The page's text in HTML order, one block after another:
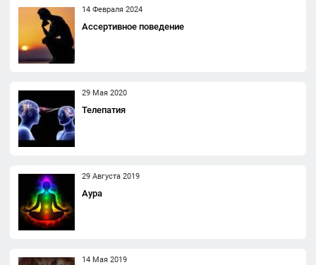
14 Февраля 2024
Ассертивное поведение
29 Мая 2020
Телепатия
29 Августа 2019
Аура
14 Мая 2019